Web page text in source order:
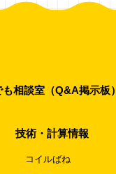
相談室（Q&A掲示板）
技術・計算情報
コイルばね